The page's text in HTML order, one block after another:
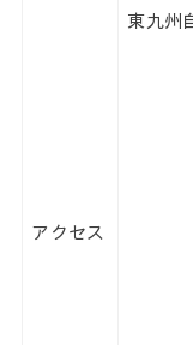
アクセス
東九州